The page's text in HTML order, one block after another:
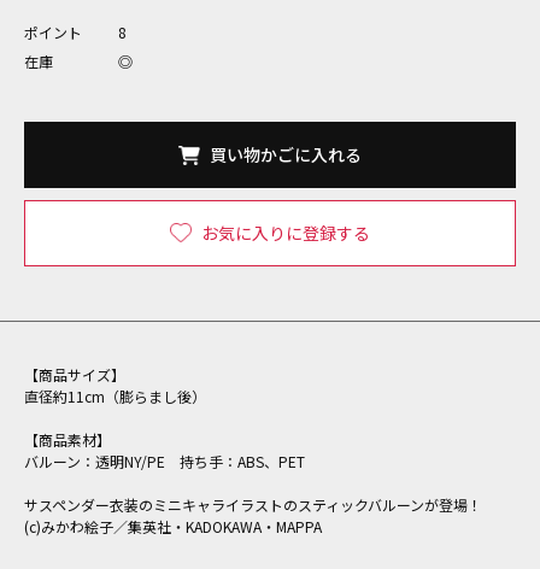
ポイント
8
在庫
◎
買い物かごに入れる
お気に入りに登録する
【商品サイズ】
直径約11cm（膨らまし後）
【商品素材】
バルーン：透明NY/PE 持ち手：ABS、PET
サスペンダー衣装のミニキャライラストのスティックバルーンが登場！
(c)みかわ絵子／集英社・KADOKAWA・MAPPA